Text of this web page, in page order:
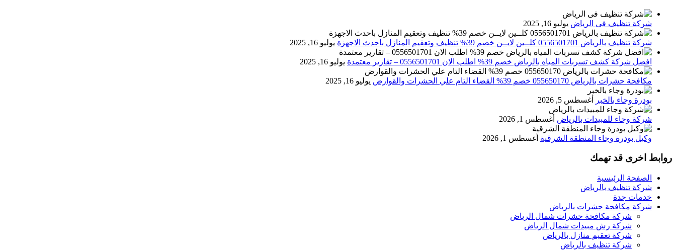
شركة تنظيف فى الرياض يوليو 16, 2025
شركة تنظيف بالرياض 0556501701 كلــين لايــن خصم 39% تنظيف وتعقيم المنازل باحدث الاجهزة يوليو 16, 2025
افضل شركة كشف تسربات المياه بالرياض خصم 39% اطلب الان 0556501701‬‏ – تقارير معتمدة يوليو 16, 2025
مكافحة حشرات بالرياض 055650170 خصم 39% القضاء التام علي الحشرات والقوارض يوليو 16, 2025
بودرة وجاء بالخبر أغسطس 5, 2026
شركة وجاء للمبيدات بالرياض أغسطس 1, 2026
وكيل بودرة وجاء المنطقة الشرقية أغسطس 1, 2026
روابط اخرى قد تهمك
الصفحة الرئيسية
شركة تنظيف بالرياض
خدمات جدة
شركة مكافحة حشرات بالرياض
شركة مكافحة حشرات شمال الرياض
شركة رش مبيدات شمال الرياض
شركة تعقيم منازل بالرياض
شركة تنظيف بالرياض